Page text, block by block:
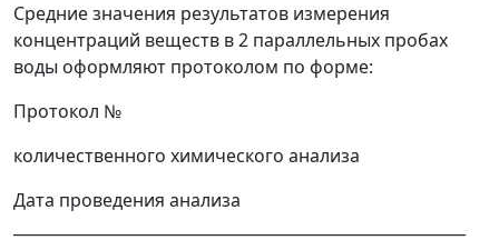
Средние значения результатов измерения
концентраций веществ в 2 параллельных пробах
воды оформляют протоколом по форме:
Протокол №
количественного химического анализа
Дата проведения анализа